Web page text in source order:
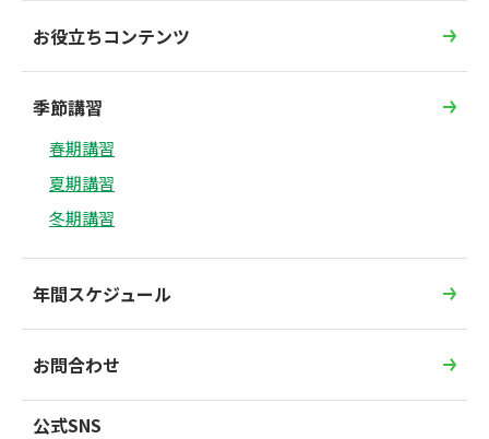
お役立ちコンテンツ
季節講習
春期講習
夏期講習
冬期講習
年間スケジュール
お問合わせ
公式SNS